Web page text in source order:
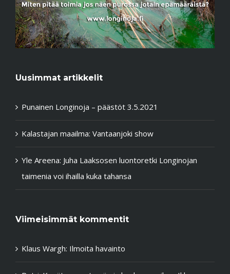
Uusimmat artikkelit
Punainen Longinoja – päästöt 3.5.2021
Kalastajan maailma: Vantaanjoki show
Yle Areena: Juha Laaksosen luontoretki Longinojan
taimenia voi ihailla kuka tahansa
Viimeisimmät kommentit
Klaus Wargh: Ilmoita havainto